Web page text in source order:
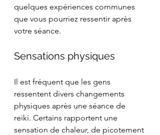
quelques expériences communes
que vous pourriez ressentir après
votre séance.
Sensations physiques
Il est fréquent que les gens
ressentent divers changements
physiques après une séance de
reiki. Certains rapportent une
sensation de chaleur, de picotement